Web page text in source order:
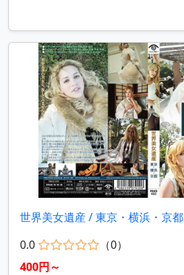
世界美女遺産 / 東京・横浜・京都
0.0
（0）
400円～